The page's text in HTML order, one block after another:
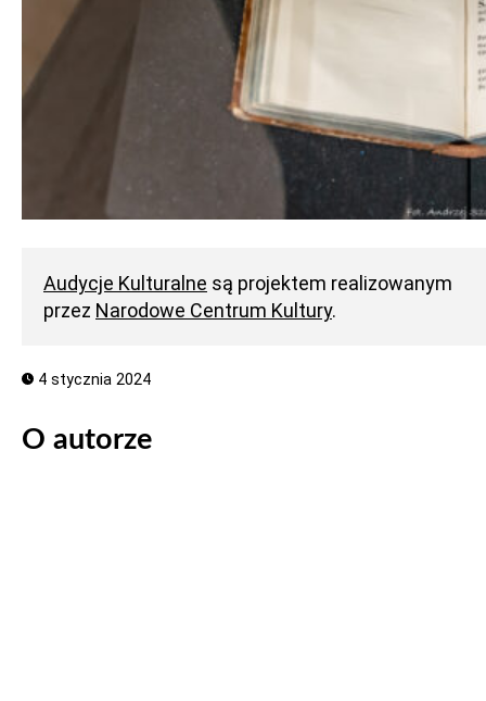
Audycje Kulturalne są projektem realizowanym
przez Narodowe Centrum Kultury.
4 stycznia 2024
O autorze